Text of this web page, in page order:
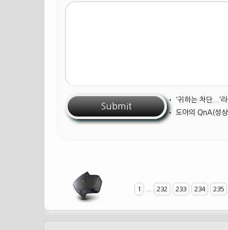
• '귀하는 차단...'
• 도아의 QnA(성
1 232 233 234 235